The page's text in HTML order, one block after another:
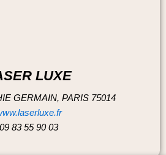
LUXE
GERMAIN, PARIS 75014
09 83 55 90 03